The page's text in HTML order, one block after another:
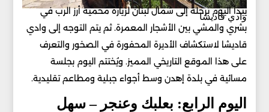
وادي قاديشا
يبدأ اليوم برحلة إلى شمال لبنان لزيارة محمية أرز الرب في
بشري والمشي بين الأشجار المعمرة. ثم يتم التوجه إلى وادي
قاديشا لاستكشاف الأديرة المحفورة في الصخور والتعرف
على هذا الموقع التاريخي المميز. ويُختتم اليوم بجلسة
مسائية في بلدة إهدن وسط أجواء جبلية ومطاعم تقليدية.
اليوم الرابع: بعلبك وعنجر – سهل